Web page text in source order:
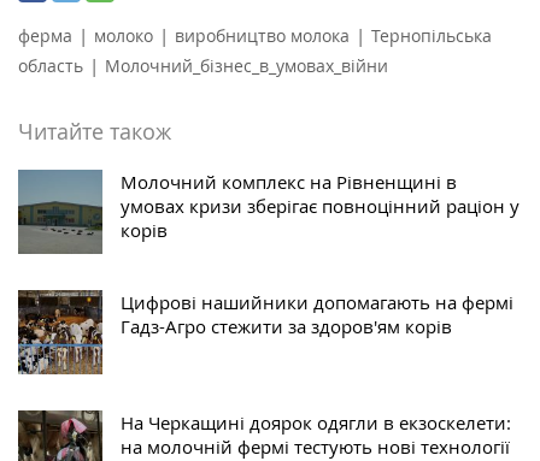
ферма | молоко | виробництво молока | Тернопільська
область | Молочний_бізнес_в_умовах_війни
Читайте також
Молочний комплекс на Рівненщині в
умовах кризи зберігає повноцінний раціон у
корів
Цифрові нашийники допомагають на фермі
Гадз-Агро стежити за здоров'ям корів
На Черкащині доярок одягли в екзоскелети:
на молочній фермі тестують нові технології